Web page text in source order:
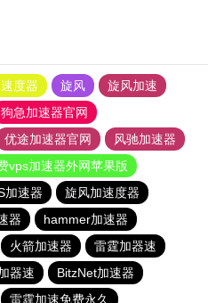
度器 旋风
旋风加速
狗急加速器官网
优途加速器官网
风驰加速器
vps加速器外网苹果版
加速器
旋风加速度器
器
hammer加速器
火箭加速器
雷霆加器速
器速
BitzNet加速器
雷霆加速免费永久